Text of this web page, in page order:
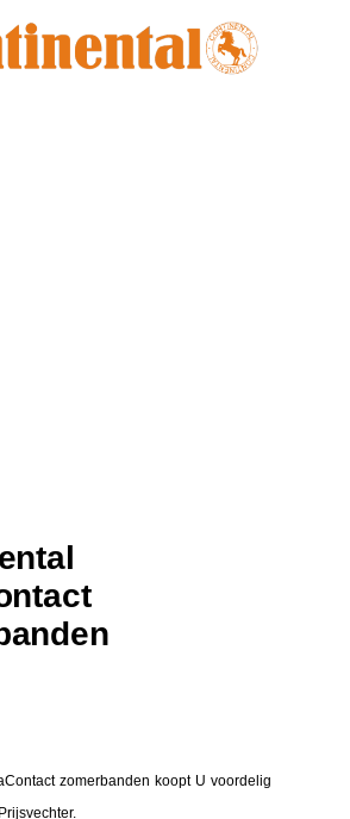
zomerbanden koopt U voordelig